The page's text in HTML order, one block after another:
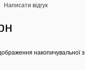
Написати відгук
накопичувальної